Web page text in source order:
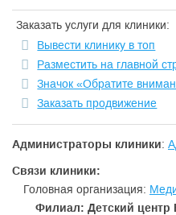
Заказать услуги для клиники:
Вывести клинику в топ
Разместить на главной
Значок «Обратите
Заказать продвижение
Администраторы клиники:
Связи клиники:
Головная организация:
Филиал: Детский